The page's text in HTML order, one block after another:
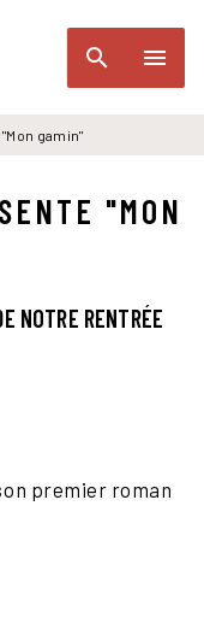
search menu
gamin"
"MON
NOTRE RENTRÉE
premier roman